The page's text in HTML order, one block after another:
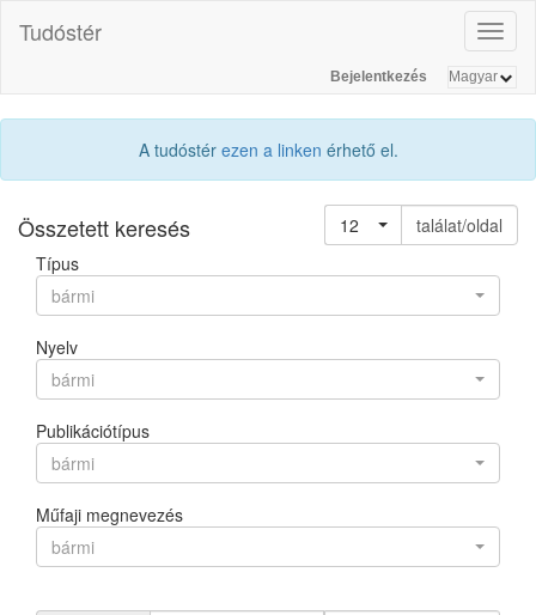
Tudóstér
Bejelentkezés
A tudóstér ezen a linken érhető el.
Összetett keresés 12
találat/oldal
Típus
bármi
Nyelv
bármi
Publikációtípus
bármi
Műfaji megnevezés
bármi